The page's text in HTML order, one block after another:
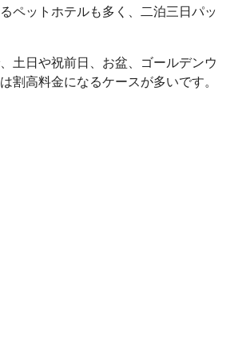
ペットホテルも多く、二泊三日パッ
土日や祝前日、お盆、ゴールデンウ
割高料金になるケースが多いです。